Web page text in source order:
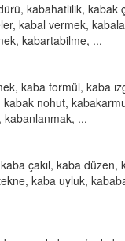
kabahatlilik, kabak
kabal vermek,
kabartabilme, ...
kaba formül, kaba
kabak nohut,
kabanlanmak, ...
çakıl, kaba
kaba uyluk,